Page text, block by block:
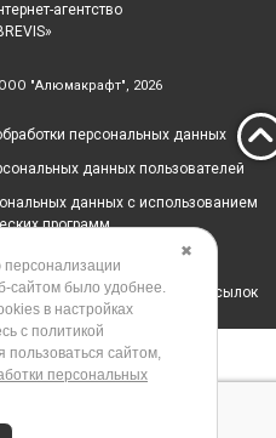
агентство
"Алюмакрафт", 2026
персональных данных
данных пользователей
данных с использованием
программ
cookies
и информационных рассылок
✖
персонализации
сайтом было удобнее.
в настройках
с политикой
сайтом,
персональных